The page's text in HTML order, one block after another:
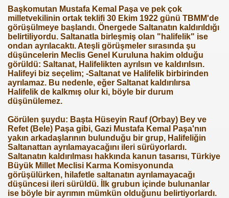
Başkomutan Mustafa Kemal Paşa ve pek çok
milletvekilinin ortak teklifi 30 Ekim 1922 günü TBMM'de
görüşülmeye başlandı. Önergede Saltanatın kaldırıldığı
belirtiliyordu. Saltanatla birleşmiş olan "halifelik" ise
ondan ayrılacaktı. Ateşli görüşmeler sırasında şu
düşüncelerin Meclis Genel Kuruluna hakim olduğu
görüldü: Saltanat, Halifelikten ayrılsın ve kaldırılsın.
Halifeyi biz seçelim; -Saltanat ve Halifelik birbirinden
ayrılamaz. Bu nedenle, eğer Saltanat kaldırılırsa
Halifelik de kalkmış olur ki, böyle bir durum
düşünülemez.
Görülen şuydu: Başta Hüseyin Rauf (Orbay) Bey ve
Refet (Bele) Paşa gibi, Gazi Mustafa Kemal Paşa'nın
yakın arkadaşlarının bulunduğu bir grup, Halifeliğin
Saltanattan ayrılamayacağını ileri sürüyorlardı.
Saltanatın kaldırılması hakkında kanun tasarısı, Türkiye
Büyük Millet Meclisi Karma Komisyonunda
görüşülürken, hilafetle saltanatın ayrılamayacağı
düşüncesi ileri sürüldü. İlk grubun içinde bulunanlar
ise böyle bir ayrımın mümkün olduğunu belirtiyorlardı.